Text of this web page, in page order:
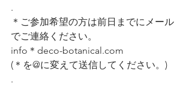
.
＊ご参加希望の方は前日までにメール
でご連絡ください。
info＊deco-botanical.com
(＊を@に変えて送信してください。)
.